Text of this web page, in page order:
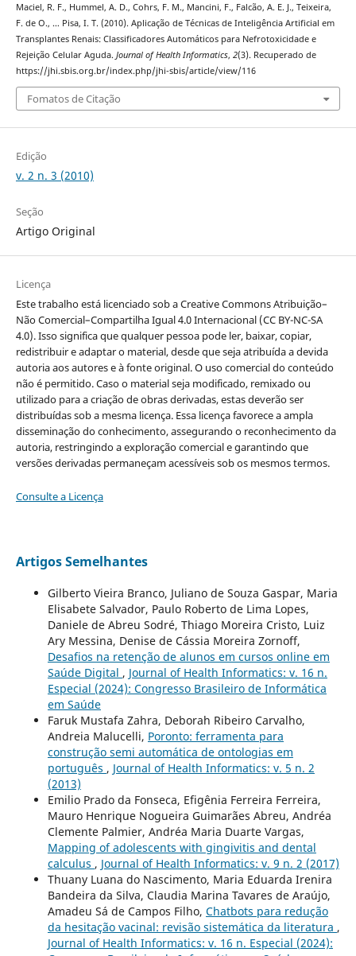
Maciel, R. F., Hummel, A. D., Cohrs, F. M., Mancini, F., Falcão, A. E. J., Teixeira,
F. de O., … Pisa, I. T. (2010). Aplicação de Técnicas de Inteligência Artificial em
Transplantes Renais: Classificadores Automáticos para Nefrotoxicidade e
Rejeição Celular Aguda. Journal of Health Informatics, 2(3). Recuperado de
https://jhi.sbis.org.br/index.php/jhi-sbis/article/view/116
Fomatos de Citação
Edição
v. 2 n. 3 (2010)
Seção
Artigo Original
Licença
Este trabalho está licenciado sob a Creative Commons Atribuição–
Não Comercial–Compartilha Igual 4.0 Internacional (CC BY-NC-SA
4.0). Isso significa que qualquer pessoa pode ler, baixar, copiar,
redistribuir e adaptar o material, desde que seja atribuída a devida
autoria aos autores e à fonte original. O uso comercial do conteúdo
não é permitido. Caso o material seja modificado, remixado ou
utilizado para a criação de obras derivadas, estas deverão ser
distribuídas sob a mesma licença. Essa licença favorece a ampla
disseminação do conhecimento, assegurando o reconhecimento da
autoria, restringindo a exploração comercial e garantindo que
versões derivadas permaneçam acessíveis sob os mesmos termos.
Consulte a Licença
Artigos Semelhantes
Gilberto Vieira Branco, Juliano de Souza Gaspar, Maria
Elisabete Salvador, Paulo Roberto de Lima Lopes,
Daniele de Abreu Sodré, Thiago Moreira Cristo, Luiz
Ary Messina, Denise de Cássia Moreira Zornoff,
Desafios na retenção de alunos em cursos online em
Saúde Digital , Journal of Health Informatics: v. 16 n.
Especial (2024): Congresso Brasileiro de Informática
em Saúde
Faruk Mustafa Zahra, Deborah Ribeiro Carvalho,
Andreia Malucelli, Poronto: ferramenta para
construção semi automática de ontologias em
português , Journal of Health Informatics: v. 5 n. 2
(2013)
Emilio Prado da Fonseca, Efigênia Ferreira Ferreira,
Mauro Henrique Nogueira Guimarães Abreu, Andréa
Clemente Palmier, Andréa Maria Duarte Vargas,
Mapping of adolescents with gingivitis and dental
calculus , Journal of Health Informatics: v. 9 n. 2 (2017)
Thuany Luana do Nascimento, Maria Eduarda Irenira
Bandeira da Silva, Claudia Marina Tavares de Araújo,
Amadeu Sá de Campos Filho, Chatbots para redução
da hesitação vacinal: revisão sistemática da literatura ,
Journal of Health Informatics: v. 16 n. Especial (2024):